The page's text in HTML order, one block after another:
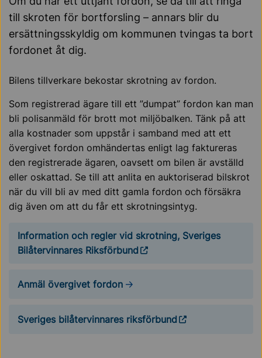
till skroten för bortforsling – annars blir du
ersättningsskyldig om kommunen tvingas ta bort
fordonet åt dig.
Bilens tillverkare bekostar skrotning av fordon.
Som registrerad ägare till ett ”dumpat” fordon kan man
bli polisanmäld för brott mot miljöbalken. Tänk på att
alla kostnader som uppstår i samband med att ett
övergivet fordon omhändertas enligt lag faktureras
den registrerade ägaren, oavsett om bilen är avställd
eller oskattad. Se till att anlita en auktoriserad bilskrot
när du vill bli av med ditt gamla fordon och försäkra
dig även om att du får ett skrotningsintyg.
Information och regler vid skrotning, Sveriges
Bilåtervinnares Riksförbund
Anmäl övergivet fordon
Sveriges bilåtervinnares riksförbund